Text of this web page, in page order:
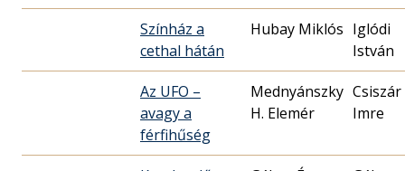
Színház a
cethal hátán
Hubay Miklós Iglódi
István
Az UFO –
avagy a
férfihűség
Mednyánszky
H. Elemér
Csiszár
Imre